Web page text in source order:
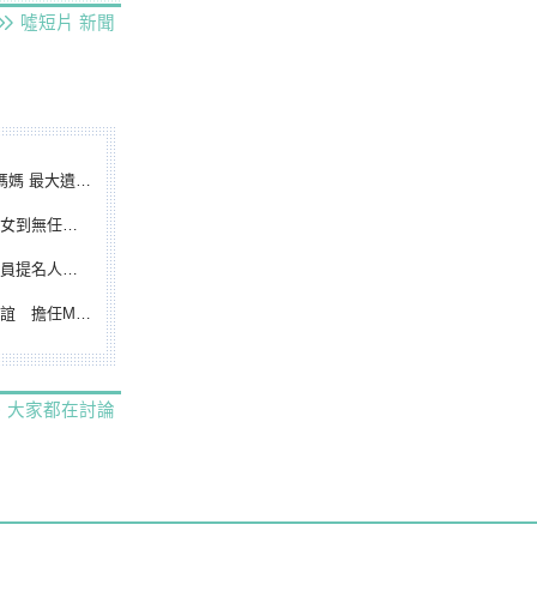
噓短片 新聞
憾無緣大聯盟
判人生國際發光
名 將另提他人
台灣日開球嘉賓
大家都在討論